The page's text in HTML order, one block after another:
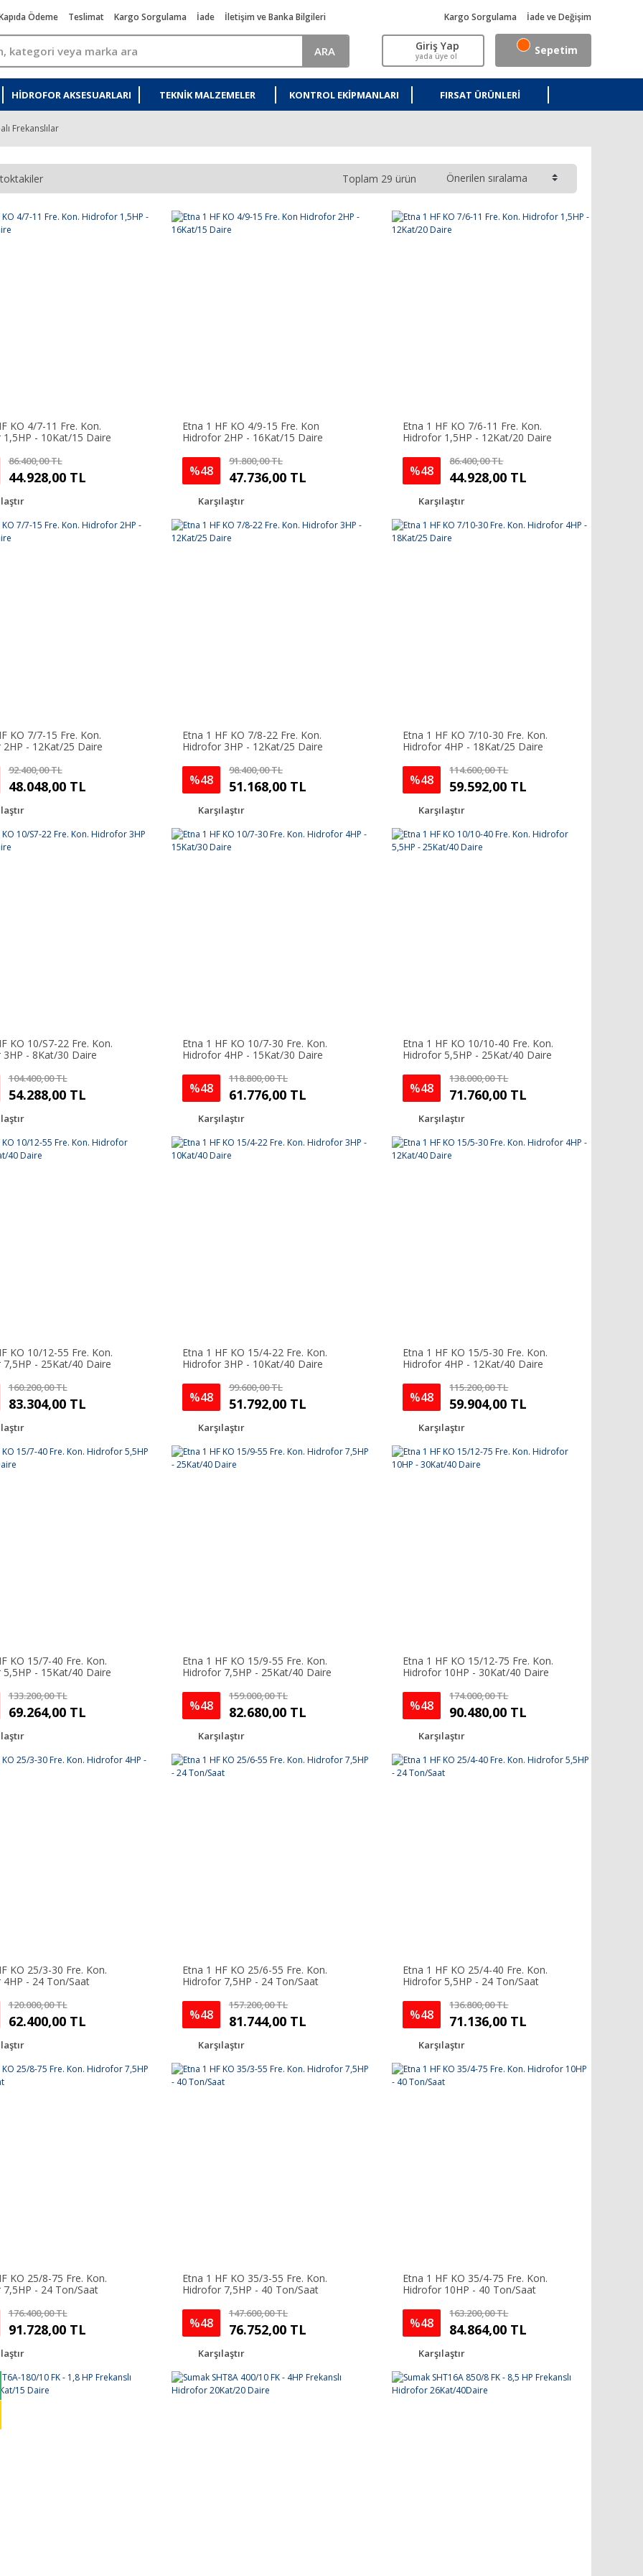
Ödeme Teslimat Kargo Sorgulama İade İletişim ve Banka Bilgileri
ARA
Kargo Sorgulama İade ve Değişim
Giriş Yap
yada üye ol Sepetim
HIDROFOR AKSESUARLARI TEKNIK MALZEMELER KONTROL EKIPMANLARI FIRSAT ÜRÜNLERI
Frekanslılar
Toplam 29 ürün
KO 4/7-11 Fre. Kon.
- 10Kat/15 Daire
86.400,00 TL
44.928,00 TL
Etna 1 HF KO 4/9-15 Fre. Kon
Hidrofor 2HP - 16Kat/15 Daire
%48
91.800,00 TL
47.736,00 TL
Karşılaştır
Etna 1 HF KO 7/6-11 Fre. Kon.
Hidrofor 1,5HP - 12Kat/20 Daire
%48
86.400,00 TL
44.928,00 TL
Karşılaştır
KO 7/7-15 Fre. Kon.
- 12Kat/25 Daire
92.400,00 TL
48.048,00 TL
Etna 1 HF KO 7/8-22 Fre. Kon.
Hidrofor 3HP - 12Kat/25 Daire
%48
98.400,00 TL
51.168,00 TL
Karşılaştır
Etna 1 HF KO 7/10-30 Fre. Kon.
Hidrofor 4HP - 18Kat/25 Daire
%48
114.600,00 TL
59.592,00 TL
Karşılaştır
KO 10/S7-22 Fre. Kon.
- 8Kat/30 Daire
104.400,00 TL
54.288,00 TL
Etna 1 HF KO 10/7-30 Fre. Kon.
Hidrofor 4HP - 15Kat/30 Daire
%48
118.800,00 TL
61.776,00 TL
Karşılaştır
Etna 1 HF KO 10/10-40 Fre. Kon.
Hidrofor 5,5HP - 25Kat/40 Daire
%48
138.000,00 TL
71.760,00 TL
Karşılaştır
KO 10/12-55 Fre. Kon.
- 25Kat/40 Daire
160.200,00 TL
83.304,00 TL
Etna 1 HF KO 15/4-22 Fre. Kon.
Hidrofor 3HP - 10Kat/40 Daire
%48
99.600,00 TL
51.792,00 TL
Karşılaştır
Etna 1 HF KO 15/5-30 Fre. Kon.
Hidrofor 4HP - 12Kat/40 Daire
%48
115.200,00 TL
59.904,00 TL
Karşılaştır
KO 15/7-40 Fre. Kon.
- 15Kat/40 Daire
133.200,00 TL
69.264,00 TL
Etna 1 HF KO 15/9-55 Fre. Kon.
Hidrofor 7,5HP - 25Kat/40 Daire
%48
159.000,00 TL
82.680,00 TL
Karşılaştır
Etna 1 HF KO 15/12-75 Fre. Kon.
Hidrofor 10HP - 30Kat/40 Daire
%48
174.000,00 TL
90.480,00 TL
Karşılaştır
KO 25/3-30 Fre. Kon.
- 24 Ton/Saat
120.000,00 TL
62.400,00 TL
Etna 1 HF KO 25/6-55 Fre. Kon.
Hidrofor 7,5HP - 24 Ton/Saat
%48
157.200,00 TL
81.744,00 TL
Karşılaştır
Etna 1 HF KO 25/4-40 Fre. Kon.
Hidrofor 5,5HP - 24 Ton/Saat
%48
136.800,00 TL
71.136,00 TL
Karşılaştır
KO 25/8-75 Fre. Kon.
- 24 Ton/Saat
176.400,00 TL
91.728,00 TL
Etna 1 HF KO 35/3-55 Fre. Kon.
Hidrofor 7,5HP - 40 Ton/Saat
%48
147.600,00 TL
76.752,00 TL
Karşılaştır
Etna 1 HF KO 35/4-75 Fre. Kon.
Hidrofor 10HP - 40 Ton/Saat
%48
163.200,00 TL
84.864,00 TL
Karşılaştır